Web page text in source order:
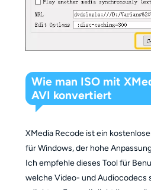
Wie man ISO mit
AVI konvertiert
XMedia Recode ist ein
für Windows, der hohe
Ich empfehle dieses Tool für
welche Video- und Audiocodecs